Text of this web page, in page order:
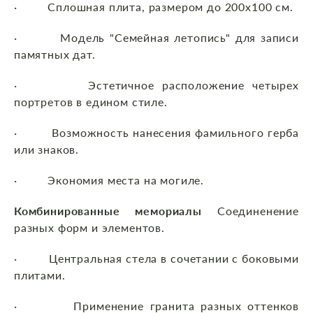
· Сплошная плита, размером до 200х100 см.
· Модель "Семейная летопись" для записи
памятных дат.
· Эстетичное расположение четырех
портретов в едином стиле.
· Возможность нанесения фамильного герба
или знаков.
· Экономия места на могиле.
Комбинированные мемориалы
Соединенение
разных форм и элементов.
· Центральная стела в сочетании с боковыми
плитами.
· Применение гранита разных оттенков